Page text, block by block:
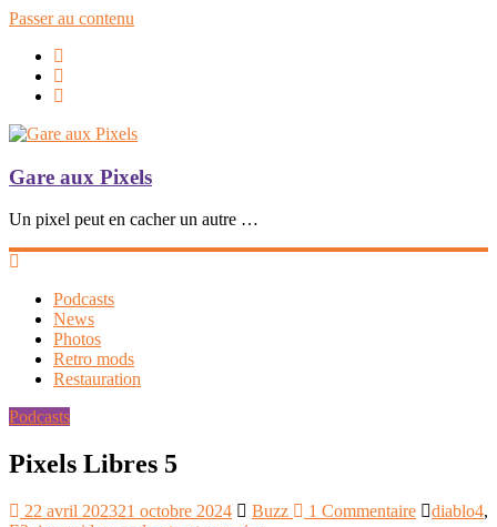
Passer au contenu
Gare aux Pixels
Un pixel peut en cacher un autre …
Podcasts
News
Photos
Retro mods
Restauration
Podcasts
Pixels Libres 5
22 avril 202321 octobre 2024 Buzz 1 Commentaire diablo4,